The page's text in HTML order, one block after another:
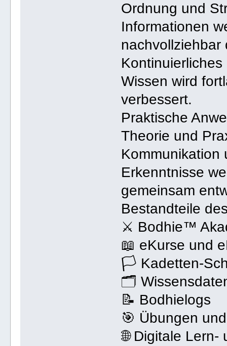
Ordnung und
Informationen
nachvollziehbar
Wissen wird
verbessert.
Praktische
Theorie und
Kommunikation
Erkenntnisse
gemeinsam
Bestandteile
⚔ Bodhie™
📖 eKurse und
🏳 Kadetten-
🗂
📝 Bodhielogs
🎯 Übungen
🌐 Digitale